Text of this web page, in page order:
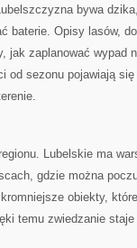
bywa
baterie. Opisy lasów,
jak zaplanować wypad
sezonu pojawiają się
Lubelskie ma
gdzie można
obiekty,
temu zwiedzanie